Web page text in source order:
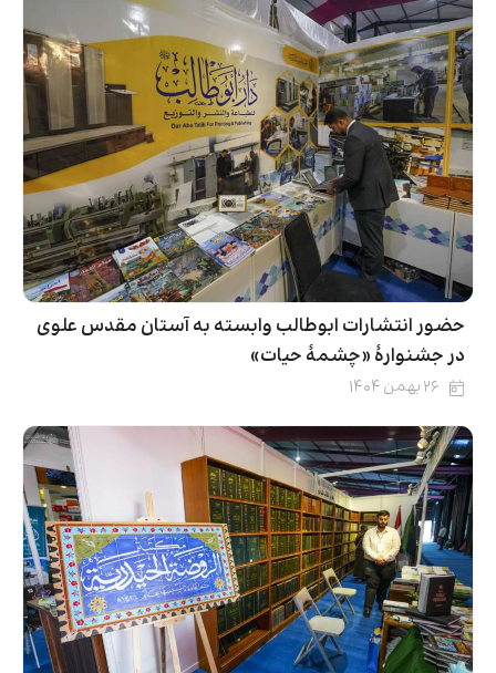
حضور انتشارات ابوطالب وابسته به آستان مقدس علوی
در جشنوارۀ «چشمهٔ حیات»
۲۶ بهمن ۱۴۰۴